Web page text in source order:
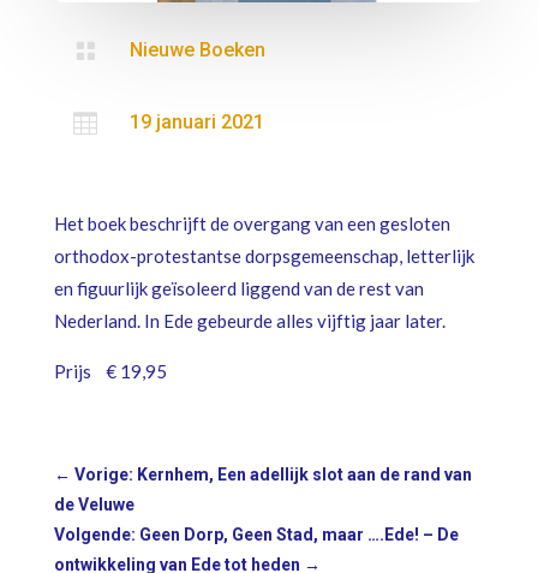
 Nieuwe Boeken
 19 januari 2021
Het boek beschrijft de overgang van een gesloten
orthodox-protestantse dorpsgemeenschap, letterlijk
en figuurlijk geïsoleerd liggend van de rest van
Nederland. In Ede gebeurde alles vijftig jaar later.
Prijs € 19,95
← Vorige: Kernhem, Een adellijk slot aan de rand van
de Veluwe
Volgende: Geen Dorp, Geen Stad, maar ….Ede! – De
ontwikkeling van Ede tot heden →